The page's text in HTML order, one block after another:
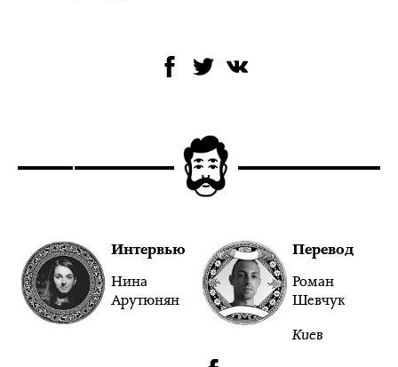
Интервью
Нина
Арутюнян
Перевод
Роман
Шевчук
Киев